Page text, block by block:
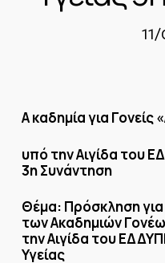
Α καδημία για
υπό την Αιγίδα του
3η Συνάντηση
Θέμα: Πρόσκληση
των Ακαδημιών
την Αιγίδα του
Υγείας